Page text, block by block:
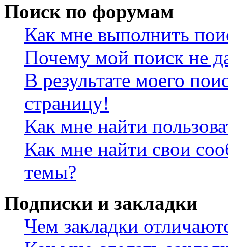
Поиск по форумам
Как мне выполнить
Почему мой поиск не
В результате моего
страницу!
Как мне найти
Как мне найти свои
темы?
Подписки и закладки
Чем закладки